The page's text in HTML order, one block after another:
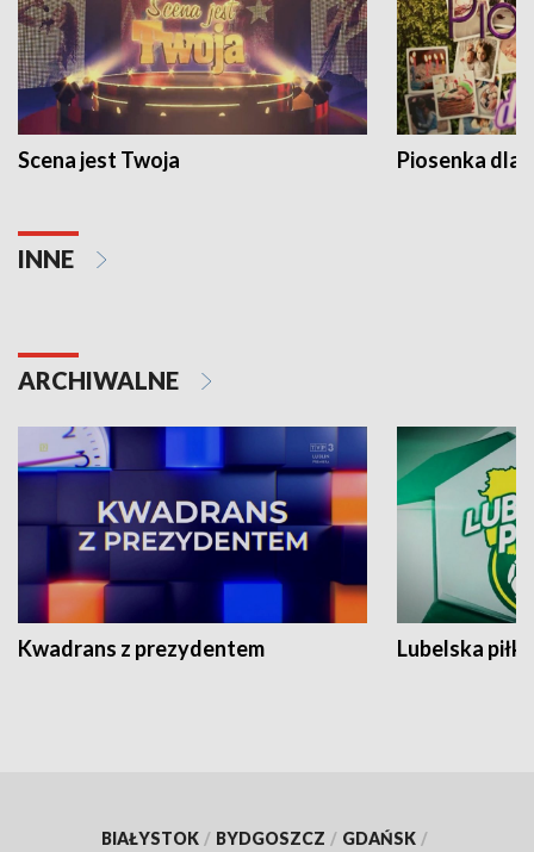
Scena jest Twoja Piosenka dla
INNE
ARCHIWALNE
Kwadrans z prezydentem Lubelska piłka
BIAŁYSTOK / BYDGOSZCZ / GDAŃSK /